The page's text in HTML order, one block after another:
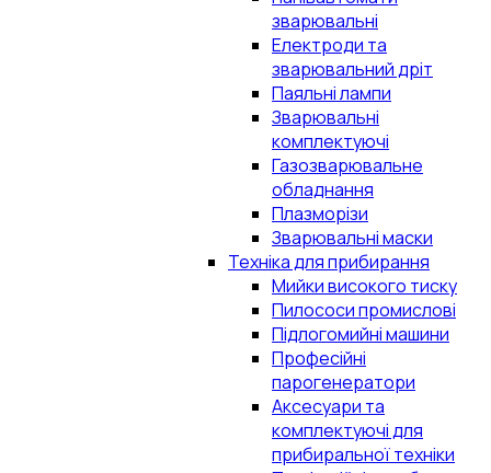
зварювальні
Електроди та
зварювальний дріт
Паяльні лампи
Зварювальні
комплектуючі
Газозварювальне
обладнання
Плазморізи
Зварювальні маски
Техніка для прибирання
Мийки високого тиску
Пилососи промислові
Підлогомийні машини
Професійні
парогенератори
Аксесуари та
комплектуючі для
прибиральної техніки